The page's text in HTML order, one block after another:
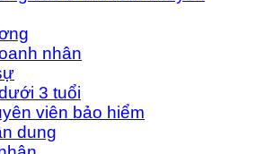
nhân
3 tuổi
viên bảo hiểm
dung